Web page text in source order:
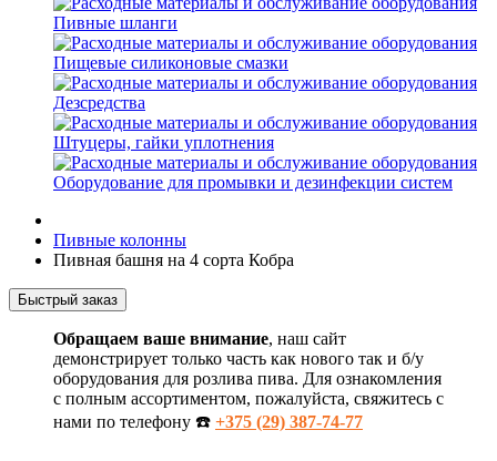
Пивные шланги
Пищевые силиконовые смазки
Дезсредства
Штуцеры, гайки уплотнения
Оборудование для промывки и дезинфекции систем
Пивные колонны
Пивная башня на 4 сорта Кобра
Быстрый заказ
Обращаем ваше внимание, наш сайт
демонстрирует только часть как нового так и б/у
оборудования для розлива пива. Для ознакомления
с полным ассортиментом, пожалуйста, свяжитесь с
нами по телефону ☎️ +375 (29) 387-74-77